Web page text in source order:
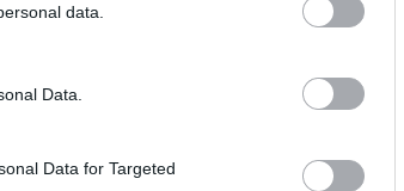
data.
Data.
Data for Targeted